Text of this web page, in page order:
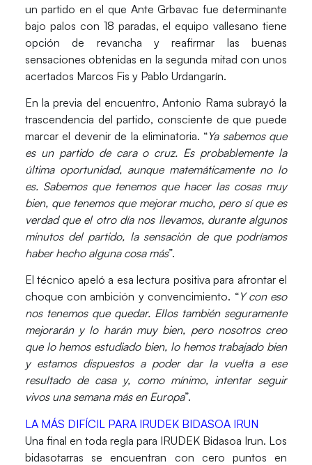
un partido en el que Ante Grbavac fue determinante
bajo palos con 18 paradas, el equipo vallesano tiene
opción de revancha y reafirmar las buenas
sensaciones obtenidas en la segunda mitad con unos
acertados Marcos Fis y Pablo Urdangarín.
En la previa del encuentro, Antonio Rama subrayó la
trascendencia del partido, consciente de que puede
marcar el devenir de la eliminatoria. “Ya sabemos que
es un partido de cara o cruz. Es probablemente la
última oportunidad, aunque matemáticamente no lo
es. Sabemos que tenemos que hacer las cosas muy
bien, que tenemos que mejorar mucho, pero sí que es
verdad que el otro día nos llevamos, durante algunos
minutos del partido, la sensación de que podríamos
haber hecho alguna cosa más”.
El técnico apeló a esa lectura positiva para afrontar el
choque con ambición y convencimiento. “Y con eso
nos tenemos que quedar. Ellos también seguramente
mejorarán y lo harán muy bien, pero nosotros creo
que lo hemos estudiado bien, lo hemos trabajado bien
y estamos dispuestos a poder dar la vuelta a ese
resultado de casa y, como mínimo, intentar seguir
vivos una semana más en Europa”.
LA MÁS DIFÍCIL PARA IRUDEK BIDASOA IRUN
Una final en toda regla para IRUDEK Bidasoa Irun. Los
bidasotarras se encuentran con cero puntos en